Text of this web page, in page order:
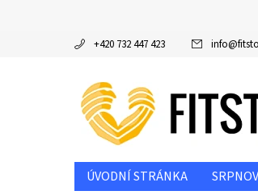
+420 732 447 423 info@
ÚVODNÍ STRÁNKA